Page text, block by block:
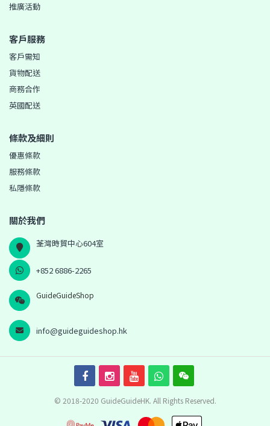
推廣活動
客戶服務
客戶需知
貨物配送
商務合作
英國配送
條款及細則
優惠條款
服務條款
私隱條款
關於我們
荃灣時貿中心604室
+852 6886-2265
GuideGuideShop
info@guideguideshop.hk
© 2018-2020 GuideGuideHK. All Rights Reserved.